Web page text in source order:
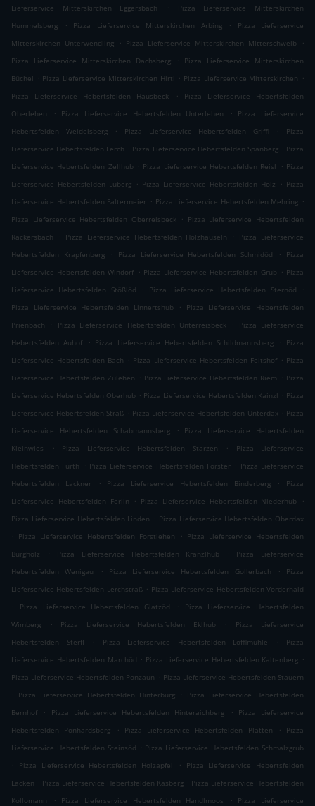
Lieferservice Mitterskirchen Eggersbach
.
Pizza Lieferservice Mitterskirchen
Hummelsberg
. Pizza Lieferservice Mitterskirchen Arbing .
Pizza Lieferservice
Mitterskirchen Unterwendling
. Pizza Lieferservice Mitterskirchen Mitterschweib
.
Pizza Lieferservice Mitterskirchen Dachsberg
.
Pizza Lieferservice Mitterskirchen
Büchel . Pizza Lieferservice Mitterskirchen Hirtl . Pizza Lieferservice Mitterskirchen .
Pizza Lieferservice Hebertsfelden Hausbeck
.
Pizza Lieferservice Hebertsfelden
Oberlehen
. Pizza Lieferservice Hebertsfelden Unterlehen .
Pizza Lieferservice
Hebertsfelden Weidelsberg
. Pizza Lieferservice Hebertsfelden Griffl .
Pizza
Lieferservice Hebertsfelden Lerch . Pizza Lieferservice Hebertsfelden Spanberg . Pizza
Lieferservice Hebertsfelden Zellhub . Pizza Lieferservice Hebertsfelden Reisl . Pizza
Lieferservice Hebertsfelden Luberg . Pizza Lieferservice Hebertsfelden Holz . Pizza
Lieferservice Hebertsfelden Faltermeier . Pizza Lieferservice Hebertsfelden Mehring .
Pizza Lieferservice Hebertsfelden Oberreisbeck . Pizza Lieferservice Hebertsfelden
Rackersbach
. Pizza Lieferservice Hebertsfelden Holzhäuseln . Pizza Lieferservice
Hebertsfelden Krapfenberg
. Pizza Lieferservice Hebertsfelden Schmidöd .
Pizza
Lieferservice Hebertsfelden Windorf . Pizza Lieferservice Hebertsfelden Grub . Pizza
Lieferservice Hebertsfelden Stößlöd
. Pizza Lieferservice Hebertsfelden Sternöd
.
Pizza Lieferservice Hebertsfelden Linnertshub
.
Pizza Lieferservice Hebertsfelden
Prienbach
. Pizza Lieferservice Hebertsfelden Unterreisbeck .
Pizza Lieferservice
Hebertsfelden Auhof
. Pizza Lieferservice Hebertsfelden Schildmannsberg . Pizza
Lieferservice Hebertsfelden Bach . Pizza Lieferservice Hebertsfelden Feitshof . Pizza
Lieferservice Hebertsfelden Zulehen . Pizza Lieferservice Hebertsfelden Riem . Pizza
Lieferservice Hebertsfelden Oberhub . Pizza Lieferservice Hebertsfelden Kainzl . Pizza
Lieferservice Hebertsfelden Straß . Pizza Lieferservice Hebertsfelden Unterdax . Pizza
Lieferservice Hebertsfelden Schabmannsberg
.
Pizza Lieferservice Hebertsfelden
Kleinwies
. Pizza Lieferservice Hebertsfelden Starzen .
Pizza Lieferservice
Hebertsfelden Furth
. Pizza Lieferservice Hebertsfelden Forster . Pizza Lieferservice
Hebertsfelden Lackner
. Pizza Lieferservice Hebertsfelden Binderberg .
Pizza
Lieferservice Hebertsfelden Ferlin
. Pizza Lieferservice Hebertsfelden Niederhub
.
Pizza Lieferservice Hebertsfelden Linden . Pizza Lieferservice Hebertsfelden Oberdax
. Pizza Lieferservice Hebertsfelden Forstlehen . Pizza Lieferservice Hebertsfelden
Burgholz
. Pizza Lieferservice Hebertsfelden Kranzlhub .
Pizza Lieferservice
Hebertsfelden Wenigau
. Pizza Lieferservice Hebertsfelden Gollerbach .
Pizza
Lieferservice Hebertsfelden Lerchstraß . Pizza Lieferservice Hebertsfelden Vorderhaid
.
Pizza Lieferservice Hebertsfelden Glatzöd .
Pizza Lieferservice Hebertsfelden
Wimberg
. Pizza Lieferservice Hebertsfelden Eklhub .
Pizza Lieferservice
Hebertsfelden Sterfl
. Pizza Lieferservice Hebertsfelden Löfflmühle .
Pizza
Lieferservice Hebertsfelden Marchöd . Pizza Lieferservice Hebertsfelden Kaltenberg .
Pizza Lieferservice Hebertsfelden Ponzaun . Pizza Lieferservice Hebertsfelden Stauern
. Pizza Lieferservice Hebertsfelden Hinterburg . Pizza Lieferservice Hebertsfelden
Bernhof
. Pizza Lieferservice Hebertsfelden Hinteraichberg .
Pizza Lieferservice
Hebertsfelden Ponhardsberg
. Pizza Lieferservice Hebertsfelden Platten .
Pizza
Lieferservice Hebertsfelden Steinsöd . Pizza Lieferservice Hebertsfelden Schmalzgrub
.
Pizza Lieferservice Hebertsfelden Holzapfel .
Pizza Lieferservice Hebertsfelden
Lacken . Pizza Lieferservice Hebertsfelden Käsberg . Pizza Lieferservice Hebertsfelden
Kollomann
. Pizza Lieferservice Hebertsfelden Handlmoos .
Pizza Lieferservice